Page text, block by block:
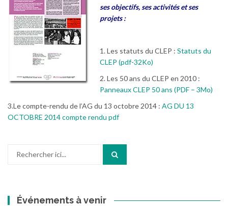
ses objectifs, ses activités et ses
projets :
1. Les statuts du CLEP : Statuts du
CLEP (pdf-32Ko)
2. Les 50 ans du CLEP en 2010 :
Panneaux CLEP 50 ans (PDF – 3Mo)
3.Le compte-rendu de l’AG du 13 octobre 2014 : AG DU 13
OCTOBRE 2014 compte rendu pdf
Événements à venir